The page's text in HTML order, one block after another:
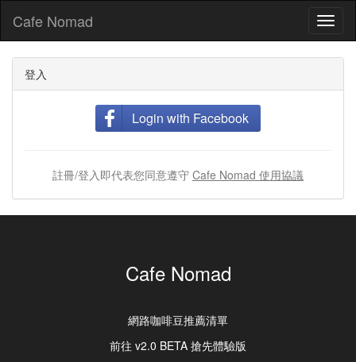
Cafe Nomad
登入
Login with Facebook
註冊/登入即代表您同意遵守 Cafe Nomad 使用協議
Cafe Nomad
網路咖啡豆推薦清單
前往 v2.0 BETA 搶先體驗版